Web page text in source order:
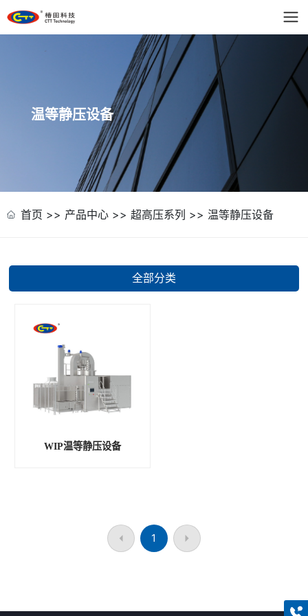
温等静压设备
首页 >> 产品中心 >> 超高压系列 >> 温等静压设备
全部分类
WIP温等静压设备
1